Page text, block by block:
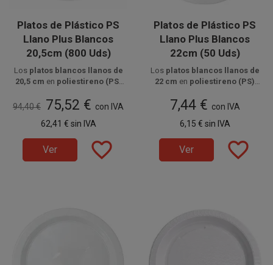
Platos de Plástico PS
Llano Plus Blancos
20,5cm (800 Uds)
Los platos blancos llanos de
20,5 cm en poliestireno (PS)
ideales para servirplatos
principales y aperitivos
eventos, celebraciones y
comodidad.
de 800 unidades, distribuidas
en 16 paquetes de 50 unidades.
94,40 € 75,52 € con IVA
62,41 € sin IVA
Ver favorite_border
Platos de Plástico PS
Llano Plus Blancos
22cm (50 Uds)
Los platos blancos llanos de
22 cm en poliestireno (PS)
ideales para servir platos
principales, raciones o
combinadosen eventos,
higiene y comodidad.
paquetes de 50 unidades.
7,44 € con IVA
6,15 € sin IVA
Ver favorite_border